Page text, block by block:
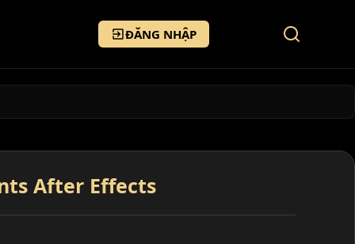
ĐĂNG NHẬP
After Effects